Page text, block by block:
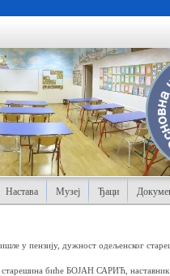
Настава Музеј Ђаци
у пензију, дужност одељенског
биће БОЈАН САРИЋ, наставник